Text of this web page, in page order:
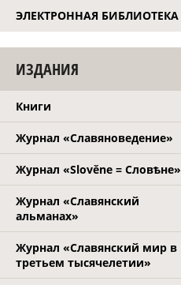
ЭЛЕКТРОННАЯ БИБЛИОТЕКА
ИЗДАНИЯ
Книги
Журнал «Славяноведение»
Журнал «Slověne = Словѣне»
Журнал «Славянский
альманах»
Журнал «Славянский мир в
третьем тысячелетии»